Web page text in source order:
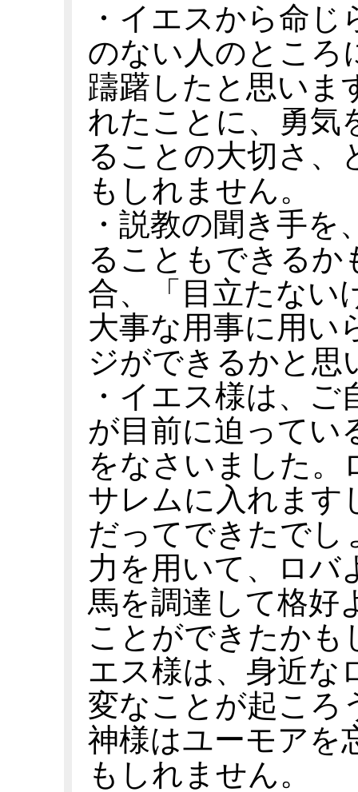
・イエスから命
のない人のところ
躊躇したと思いま
れたことに、勇気
ることの大切さ、
もしれません。
・説教の聞き手
ることもできるか
合、「目立たない
大事な用事に用い
ジができるかと思
・イエス様は、
が目前に迫ってい
をなさいました。
サレムに入れます
だってできたでし
力を用いて、ロバ
馬を調達して格好
ことができたかも
エス様は、身近な
変なことが起ころ
神様はユーモアを
もしれません。